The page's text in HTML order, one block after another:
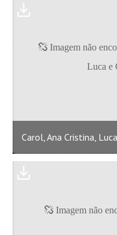
Carol, Ana Cristina,